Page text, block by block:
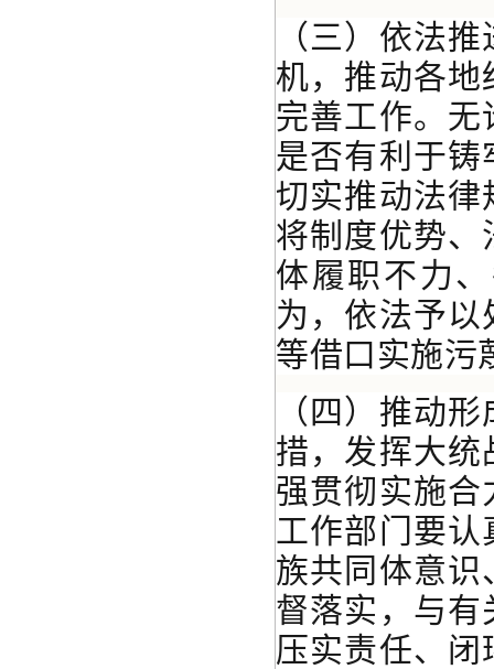
（三）依法
机，推动各
完善工作。
是否有利于
切实推动法
将制度优势
体履职不力
为，依法予
等借口实施污
（四）推动
措，发挥大
强贯彻实施
工作部门要
族共同体意
督落实，与
压实责任、